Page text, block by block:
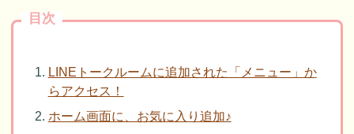
目次
LINEトークルームに追加された「メニュー」か
らアクセス！
ホーム画面に、お気に入り追加♪